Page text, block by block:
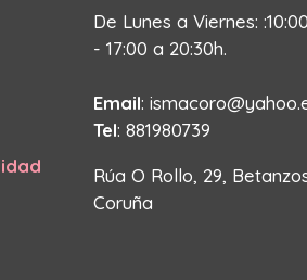
De Lunes a Viernes:
- 17:00 a 20:30h.
Email:
Tel: 881980739
Rúa O Rollo, 29,
Coruña